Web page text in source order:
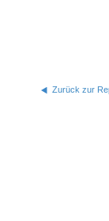
Zurück zur